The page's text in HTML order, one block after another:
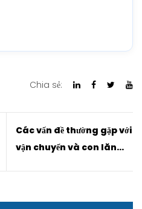
Chia sẻ:
Các vấn đề thường gặp với
vận chuyển và con lăn